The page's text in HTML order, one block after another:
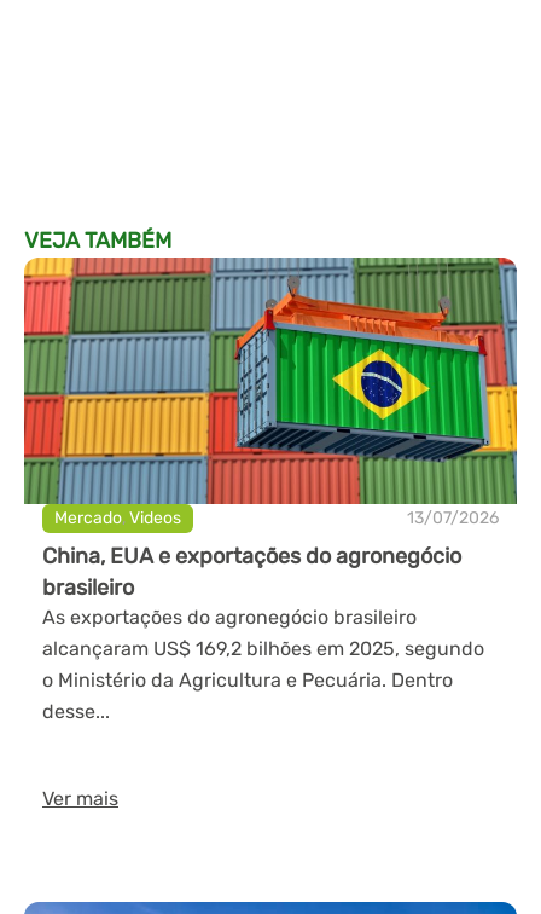
VEJA TAMBÉM
Mercado,Videos 13/07/2026
China, EUA e exportações do agronegócio
brasileiro
As exportações do agronegócio brasileiro
alcançaram US$ 169,2 bilhões em 2025, segundo
o Ministério da Agricultura e Pecuária. Dentro
desse...
Ver mais